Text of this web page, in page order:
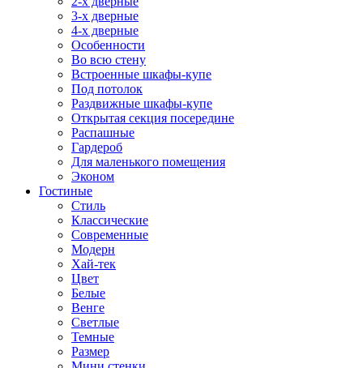
3-х дверные
4-х дверные
Особенности
Во всю стену
Встроенные шкафы-купе
Под потолок
Раздвижные шкафы-купе
Открытая секция посередине
Распашные
Гардероб
Для маленького помещения
Эконом
Гостиные
Стиль
Классические
Современные
Модерн
Хай-тек
Цвет
Белые
Венге
Светлые
Темные
Размер